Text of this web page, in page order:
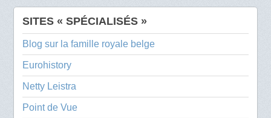
SITES « SPÉCIALISÉS »
Blog sur la famille royale belge
Eurohistory
Netty Leistra
Point de Vue